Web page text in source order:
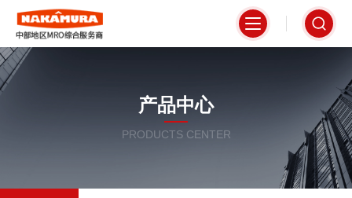
产品中心
PRODUCTS CENTER